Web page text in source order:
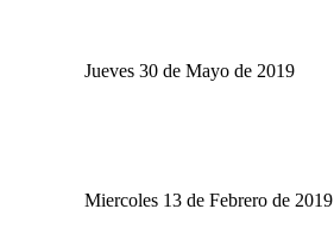
Jueves 30 de Mayo de 2019
Miercoles 13 de Febrero de 2019